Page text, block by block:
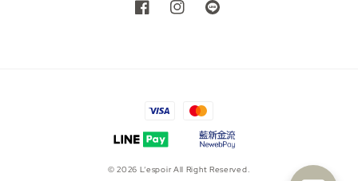
© 2026 L’espoir All Right Reserved.